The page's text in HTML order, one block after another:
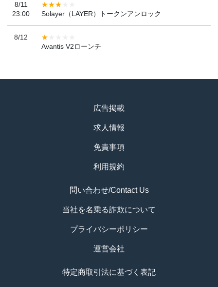
8/11
23:00
Solayer（LAYER）トークンアンロック
8/12
Avantis V2ローンチ
広告掲載
求人情報
免責事項
利用規約
問い合わせ/Contact Us
当社を名乗る詐欺について
プライバシーポリシー
運営会社
特定商取引法に基づく表記